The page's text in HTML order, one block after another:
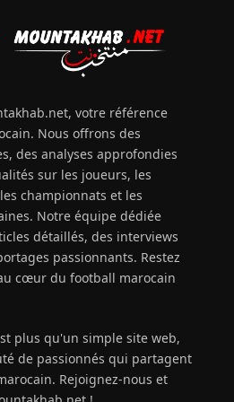
votre référence
Nous offrons des
des analyses approfondies
sur les joueurs, les
championnats et les
Notre équipe dédiée
détaillés, des interviews
passionnants. Restez
cœur du football marocain
plus qu'un simple site web,
de passionnés qui partagent
Rejoignez-nous et